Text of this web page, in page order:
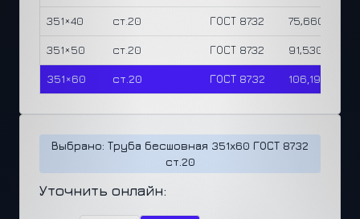
351×40 ст.20 ГОСТ 8732 75,660 ₽
351×50 ст.20 ГОСТ 8732 91,530 ₽
351×60 ст.20 ГОСТ 8732 106,190 ₽
Выбрано: Труба бесшовная 351x60 ГОСТ 8732
ст.20
Уточнить онлайн: